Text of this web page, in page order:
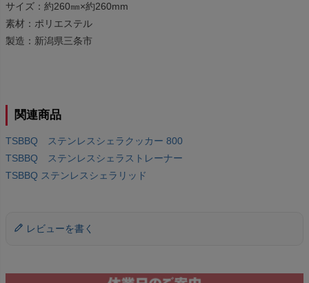
サイズ：約260㎜×約260mm
素材：ポリエステル
製造：新潟県三条市
関連商品
TSBBQ ステンレスシェラクッカー 800
TSBBQ ステンレスシェラストレーナー
TSBBQ ステンレスシェラリッド
レビューを書く